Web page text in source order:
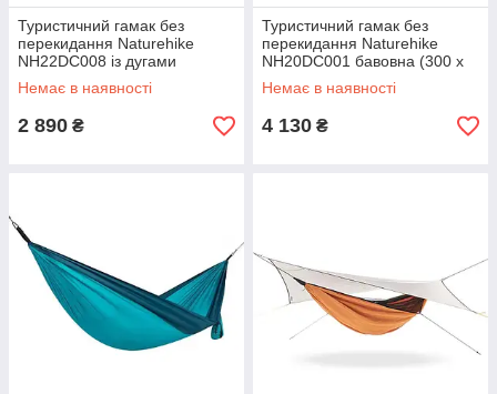
Туристичний гамак без
перекидання Naturehike
NH22DC008 із дугами
(270x140 см) Синій
Немає в наявності
2 890 ₴
Туристичний гамак без
перекидання Naturehike
NH20DC001 бавовна (300 х
90см) Коричневий
Немає в наявності
4 130 ₴